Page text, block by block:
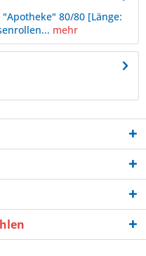
80/80 [Länge:
mehr